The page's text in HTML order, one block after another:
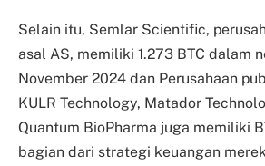
Selain itu, Semlar Scientific,
asal AS, memiliki 1.273 BTC dalam
November 2024 dan Perusahaan
KULR Technology, Matador
Quantum BioPharma juga memiliki
bagian dari strategi keuangan